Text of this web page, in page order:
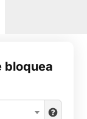
bloquea